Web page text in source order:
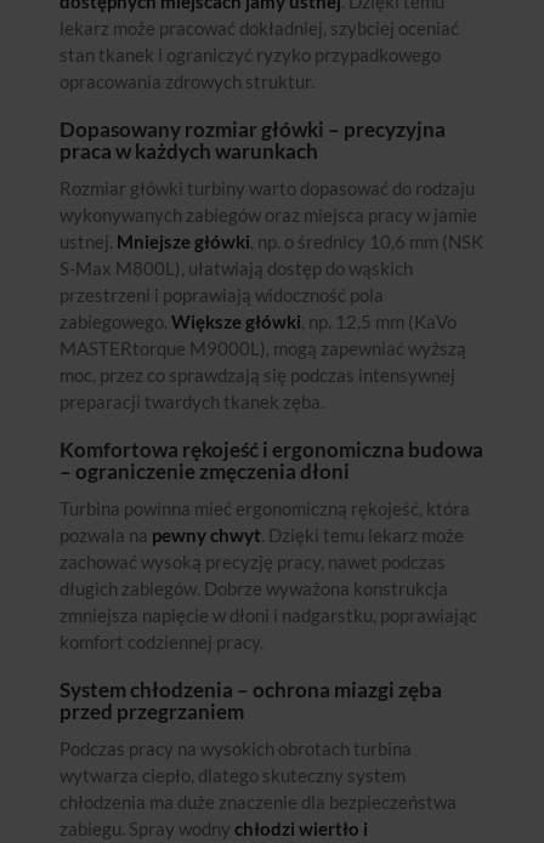
lekarz może pracować dokładniej, szybciej oceniać
stan tkanek i ograniczyć ryzyko przypadkowego
opracowania zdrowych struktur.
Dopasowany rozmiar główki – precyzyjna
praca w każdych warunkach
Rozmiar główki turbiny warto dopasować do rodzaju
wykonywanych zabiegów oraz miejsca pracy w jamie
ustnej. Mniejsze główki, np. o średnicy 10,6 mm (NSK
S-Max M800L), ułatwiają dostęp do wąskich
przestrzeni i poprawiają widoczność pola
zabiegowego. Większe główki, np. 12,5 mm (KaVo
MASTERtorque M9000L), mogą zapewniać wyższą
moc, przez co sprawdzają się podczas intensywnej
preparacji twardych tkanek zęba.
Komfortowa rękojeść i ergonomiczna budowa
– ograniczenie zmęczenia dłoni
Turbina powinna mieć ergonomiczną rękojeść, która
pozwala na pewny chwyt. Dzięki temu lekarz może
zachować wysoką precyzję pracy, nawet podczas
długich zabiegów. Dobrze wyważona konstrukcja
zmniejsza napięcie w dłoni i nadgarstku, poprawiając
komfort codziennej pracy.
System chłodzenia – ochrona miazgi zęba
przed przegrzaniem
Podczas pracy na wysokich obrotach turbina
wytwarza ciepło, dlatego skuteczny system
chłodzenia ma duże znaczenie dla bezpieczeństwa
zabiegu. Spray wodny chłodzi wiertło i